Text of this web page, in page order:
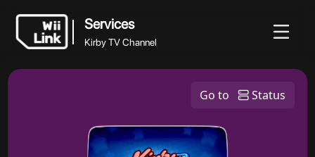
Services
Kirby TV Channel
WFC
Go to Status